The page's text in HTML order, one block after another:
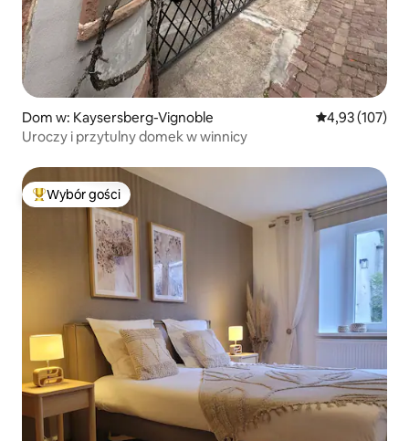
Dom w: Kaysersberg-Vignoble Średnia
4,93 (107)
Uroczy i przytulny domek w winnicy
Najpopularniejsze z kategorii Wybór gości
Wybór gości